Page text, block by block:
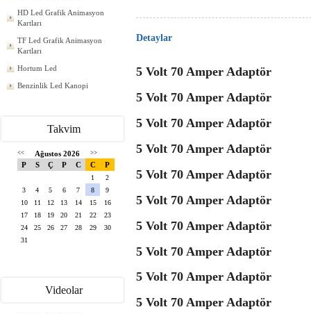
HD Led Grafik Animasyon
Kartları
TF Led Grafik Animasyon
Kartları
Hortum Led
Benzinlik Led Kanopi
Takvim
<< Ağustos 2026 >>
P S Ç P C C P
1
2
3
4 5 6 7 8
9
10
11 12 13 14 15
16
17
18 19 20 21 22
23
24
25 26 27 28 29
30
31
Videolar
Detaylar
5 Volt 70 Amper Adaptör
5 Volt 70 Amper Adaptör
5 Volt 70 Amper Adaptör
5 Volt 70 Amper Adaptör
5 Volt 70 Amper Adaptör
5 Volt 70 Amper Adaptör
5 Volt 70 Amper Adaptör
5 Volt 70 Amper Adaptör
5 Volt 70 Amper Adaptör
5 Volt 70 Amper Adaptör